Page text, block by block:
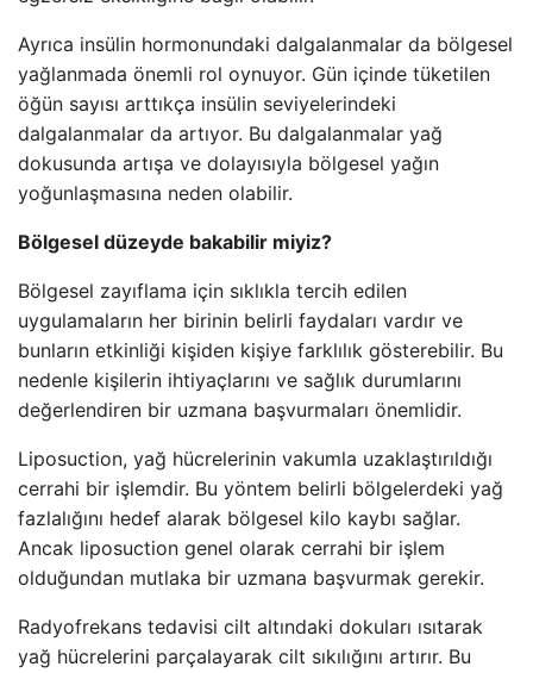
Ayrıca insülin hormonundaki dalgalanmalar da bölgesel
yağlanmada önemli rol oynuyor. Gün içinde tüketilen
öğün sayısı arttıkça insülin seviyelerindeki
dalgalanmalar da artıyor. Bu dalgalanmalar yağ
dokusunda artışa ve dolayısıyla bölgesel yağın
yoğunlaşmasına neden olabilir.
Bölgesel düzeyde bakabilir miyiz?
Bölgesel zayıflama için sıklıkla tercih edilen
uygulamaların her birinin belirli faydaları vardır ve
bunların etkinliği kişiden kişiye farklılık gösterebilir. Bu
nedenle kişilerin ihtiyaçlarını ve sağlık durumlarını
değerlendiren bir uzmana başvurmaları önemlidir.
Liposuction, yağ hücrelerinin vakumla uzaklaştırıldığı
cerrahi bir işlemdir. Bu yöntem belirli bölgelerdeki yağ
fazlalığını hedef alarak bölgesel kilo kaybı sağlar.
Ancak liposuction genel olarak cerrahi bir işlem
olduğundan mutlaka bir uzmana başvurmak gerekir.
Radyofrekans tedavisi cilt altındaki dokuları ısıtarak
yağ hücrelerini parçalayarak cilt sıkılığını artırır. Bu